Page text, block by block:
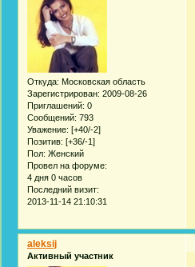
Откуда: Московская область
Зарегистрирован: 2009-08-26
Приглашений: 0
Сообщений: 793
Уважение: [+40/-2]
Позитив: [+36/-1]
Пол: Женский
Провел на форуме:
4 дня 0 часов
Последний визит:
2013-11-14 21:10:31
aleksij
Активный участник